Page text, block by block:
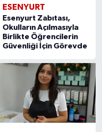
ESENYURT
Esenyurt Zabıtası,
Okulların Açılmasıyla
Birlikte Öğrencilerin
Güvenliği İçin Görevde